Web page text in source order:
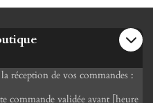
réception de vos commandes :
commande validée avant [heure